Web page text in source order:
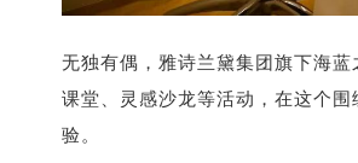
无独有偶，雅诗兰黛集团旗下海
课堂、灵感沙龙等活动，在这个
验。